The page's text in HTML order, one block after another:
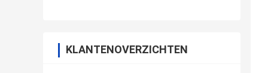
KLANTENOVERZICHTEN